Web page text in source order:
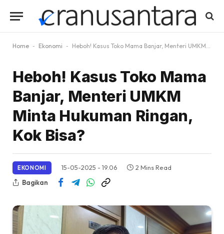
Home - Ekonomi - Heboh! Kasus Toko Mama Banjar, Menteri UMKM Minta Hukuman Ringan, Kok Bisa?
Heboh! Kasus Toko Mama
Banjar, Menteri UMKM
Minta Hukuman Ringan,
Kok Bisa?
EKONOMI 15-05-2025 - 19.06
2 Mins Read
Bagikan